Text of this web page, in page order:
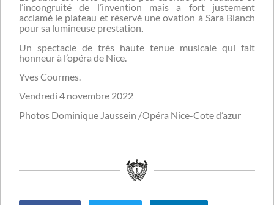
l’incongruité de l’invention mais a fort justement
acclamé le plateau et réservé une ovation à Sara Blanch
pour sa lumineuse prestation.
Un spectacle de très haute tenue musicale qui fait
honneur à l’opéra de Nice.
Yves Courmes.
Vendredi 4 novembre 2022
Photos Dominique Jaussein /Opéra Nice-Cote d’azur